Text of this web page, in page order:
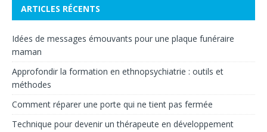
ARTICLES RÉCENTS
Idées de messages émouvants pour une plaque funéraire
maman
Approfondir la formation en ethnopsychiatrie : outils et
méthodes
Comment réparer une porte qui ne tient pas fermée
Technique pour devenir un thérapeute en développement